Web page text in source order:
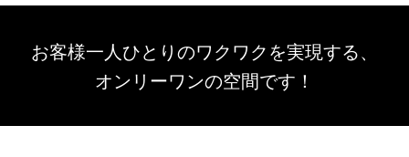
お客様一人ひとりのワクワクを実現する、
オンリーワンの空間です！